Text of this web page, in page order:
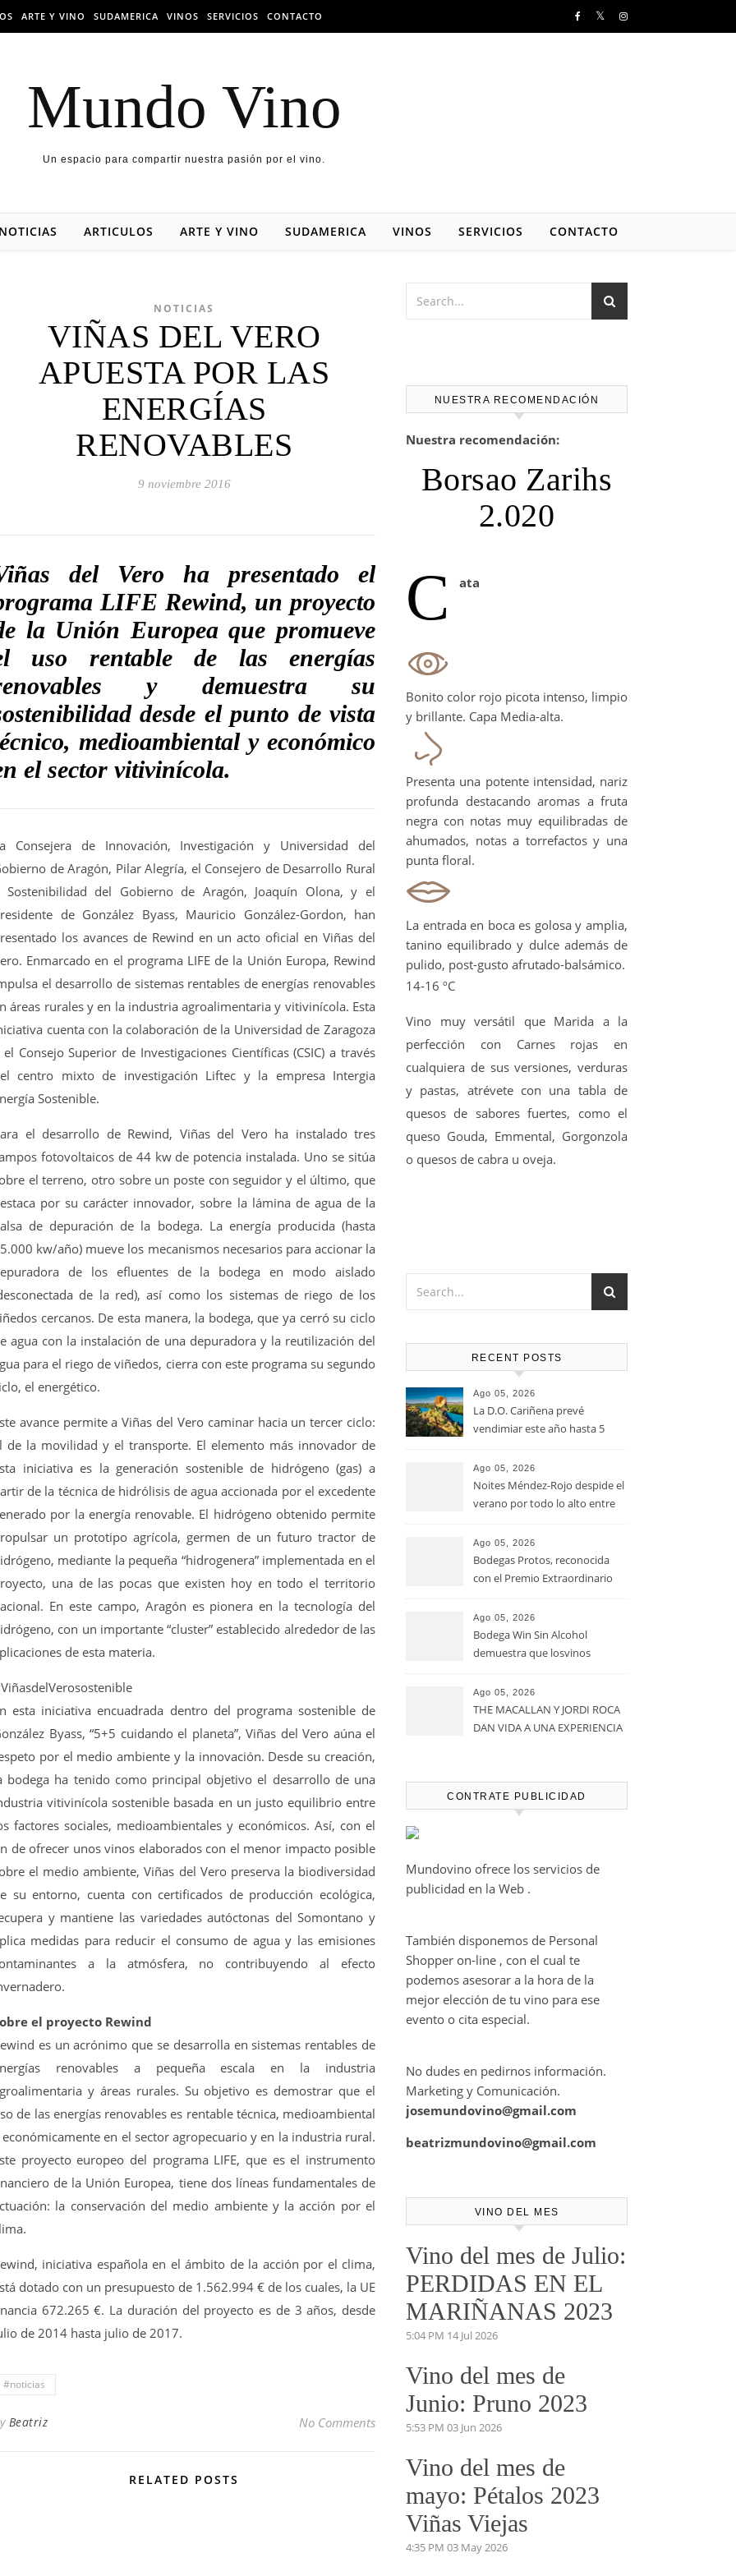
ARTE Y VINO SUDAMERICA VINOS SERVICIOS CONTACTO
Mundo Vino
Un espacio para compartir nuestra pasión por el vino.
NOTICIAS ARTICULOS ARTE Y VINO SUDAMERICA VINOS SERVICIOS CONTACTO
NOTICIAS
VIÑAS DEL VERO
APUESTA POR LAS
ENERGÍAS
RENOVABLES
9 noviembre 2016
del Vero ha presentado el
LIFE Rewind, un proyecto
la Unión Europea que promueve
uso rentable de las energías
y demuestra su
desde el punto de vista
medioambiental y económico
el sector vitivinícola.
Consejera de Innovación, Investigación y Universidad del
de Aragón, Pilar Alegría, el Consejero de Desarrollo Rural
Sostenibilidad del Gobierno de Aragón, Joaquín Olona, y el
de González Byass, Mauricio González-Gordon, han
los avances de Rewind en un acto oficial en Viñas del
Enmarcado en el programa LIFE de la Unión Europa, Rewind
el desarrollo de sistemas rentables de energías renovables
áreas rurales y en la industria agroalimentaria y vitivinícola. Esta
cuenta con la colaboración de la Universidad de Zaragoza
Consejo Superior de Investigaciones Científicas (CSIC) a través
centro mixto de investigación Liftec y la empresa Intergia
Sostenible.
el desarrollo de Rewind, Viñas del Vero ha instalado tres
fotovoltaicos de 44 kw de potencia instalada. Uno se sitúa
el terreno, otro sobre un poste con seguidor y el último, que
por su carácter innovador, sobre la lámina de agua de la
de depuración de la bodega. La energía producida (hasta
kw/año) mueve los mecanismos necesarios para accionar la
de los efluentes de la bodega en modo aislado
de la red), así como los sistemas de riego de los
cercanos. De esta manera, la bodega, que ya cerró su ciclo
agua con la instalación de una depuradora y la reutilización del
para el riego de viñedos, cierra con este programa su segundo
el energético.
avance permite a Viñas del Vero caminar hacia un tercer ciclo:
de la movilidad y el transporte. El elemento más innovador de
iniciativa es la generación sostenible de hidrógeno (gas) a
de la técnica de hidrólisis de agua accionada por el excedente
por la energía renovable. El hidrógeno obtenido permite
un prototipo agrícola, germen de un futuro tractor de
mediante la pequeña “hidrogenera” implementada en el
una de las pocas que existen hoy en todo el territorio
En este campo, Aragón es pionera en la tecnología del
con un importante “cluster” establecido alrededor de las
de esta materia.
esta iniciativa encuadrada dentro del programa sostenible de
Byass, “5+5 cuidando el planeta”, Viñas del Vero aúna el
por el medio ambiente y la innovación. Desde su creación,
bodega ha tenido como principal objetivo el desarrollo de una
vitivinícola sostenible basada en un justo equilibrio entre
factores sociales, medioambientales y económicos. Así, con el
de ofrecer unos vinos elaborados con el menor impacto posible
el medio ambiente, Viñas del Vero preserva la biodiversidad
su entorno, cuenta con certificados de producción ecológica,
y mantiene las variedades autóctonas del Somontano y
medidas para reducir el consumo de agua y las emisiones
a la atmósfera, no contribuyendo al efecto
el proyecto Rewind
es un acrónimo que se desarrolla en sistemas rentables de
renovables a pequeña escala en la industria
y áreas rurales. Su objetivo es demostrar que el
de las energías renovables es rentable técnica, medioambiental
en el sector agropecuario y en la industria rural.
proyecto europeo del programa LIFE, que es el instrumento
de la Unión Europea, tiene dos líneas fundamentales de
la conservación del medio ambiente y la acción por el
iniciativa española en el ámbito de la acción por el clima,
dotado con un presupuesto de 1.562.994 € de los cuales, la UE
672.265 €. La duración del proyecto es de 3 años, desde
de 2014 hasta julio de 2017.
#noticias
Beatriz No Comments
RELATED POSTS
NUESTRA RECOMENDACIÓN
Nuestra recomendación:
Borsao Zarihs
2.020
C ata
Bonito color rojo picota intenso, limpio
y brillante. Capa Media-alta.
Presenta una potente intensidad, nariz
profunda destacando aromas a fruta
negra con notas muy equilibradas de
ahumados, notas a torrefactos y una
punta floral.
La entrada en boca es golosa y amplia,
tanino equilibrado y dulce además de
pulido, post-gusto afrutado-balsámico.
14-16 ºC
Vino muy versátil que Marida a la
perfección con Carnes rojas en
cualquiera de sus versiones, verduras
y pastas, atrévete con una tabla de
quesos de sabores fuertes, como el
queso Gouda, Emmental, Gorgonzola
o quesos de cabra u oveja.
RECENT POSTS
Ago 05, 2026
La D.O. Cariñena prevé
vendimiar este año hasta 5
que en 2025
Ago 05, 2026
Noites Méndez-Rojo despide el
verano por todo lo alto entre
Ago 05, 2026
Bodegas Protos, reconocida
con el Premio Extraordinario
casi un siglo de excelencia
vitivinícola
Ago 05, 2026
Bodega Win Sin Alcohol
demuestra que losvinos
calidadcomienzan a diseñarse
en el viñedo
Ago 05, 2026
THE MACALLAN Y JORDI ROCA
DAN VIDA A UNA EXPERIENCIA
HARMONY COLLECTION
CONTRATE PUBLICIDAD
Mundovino ofrece los servicios de
publicidad en la Web .
También disponemos de Personal
Shopper on-line , con el cual te
podemos asesorar a la hora de la
mejor elección de tu vino para ese
evento o cita especial.
No dudes en pedirnos información.
Marketing y Comunicación.
josemundovino@gmail.com
beatrizmundovino@gmail.com
VINO DEL MES
Vino del mes de Julio:
PERDIDAS EN EL
MARIÑANAS 2023
5:04 PM 14 Jul 2026
Vino del mes de
Junio: Pruno 2023
5:53 PM 03 Jun 2026
Vino del mes de
mayo: Pétalos 2023
Viñas Viejas
4:35 PM 03 May 2026